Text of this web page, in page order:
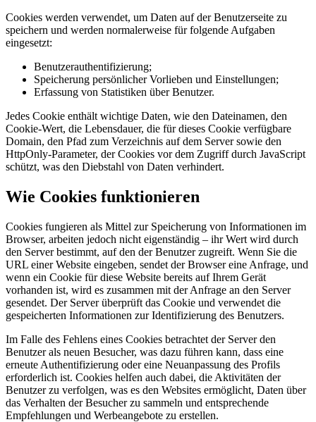
Cookies werden verwendet, um Daten auf der Benutzerseite zu
speichern und werden normalerweise für folgende Aufgaben
eingesetzt:
Benutzerauthentifizierung;
Speicherung persönlicher Vorlieben und Einstellungen;
Erfassung von Statistiken über Benutzer.
Jedes Cookie enthält wichtige Daten, wie den Dateinamen, den
Cookie-Wert, die Lebensdauer, die für dieses Cookie verfügbare
Domain, den Pfad zum Verzeichnis auf dem Server sowie den
HttpOnly-Parameter, der Cookies vor dem Zugriff durch JavaScript
schützt, was den Diebstahl von Daten verhindert.
Wie Cookies funktionieren
Cookies fungieren als Mittel zur Speicherung von Informationen im
Browser, arbeiten jedoch nicht eigenständig – ihr Wert wird durch
den Server bestimmt, auf den der Benutzer zugreift. Wenn Sie die
URL einer Website eingeben, sendet der Browser eine Anfrage, und
wenn ein Cookie für diese Website bereits auf Ihrem Gerät
vorhanden ist, wird es zusammen mit der Anfrage an den Server
gesendet. Der Server überprüft das Cookie und verwendet die
gespeicherten Informationen zur Identifizierung des Benutzers.
Im Falle des Fehlens eines Cookies betrachtet der Server den
Benutzer als neuen Besucher, was dazu führen kann, dass eine
erneute Authentifizierung oder eine Neuanpassung des Profils
erforderlich ist. Cookies helfen auch dabei, die Aktivitäten der
Benutzer zu verfolgen, was es den Websites ermöglicht, Daten über
das Verhalten der Besucher zu sammeln und entsprechende
Empfehlungen und Werbeangebote zu erstellen.